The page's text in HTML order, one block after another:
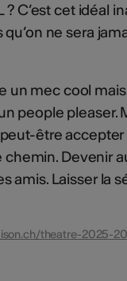
? C’est cet idéal
ne sera
un mec cool
people pleaser.
être
Devenir
amis. Laisser la
theatre-2025-